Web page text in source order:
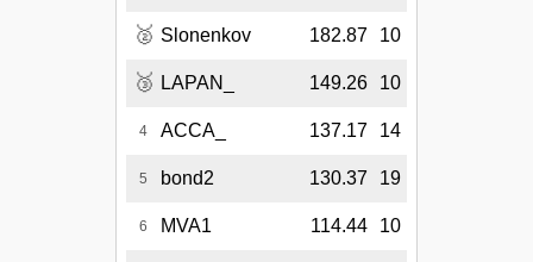
🥈 Slonenkov 182.87 10
🥉 LAPAN_ 149.26 10
4 АССА_ 137.17 14
5 bond2 130.37 19
6 MVA1 114.44 10